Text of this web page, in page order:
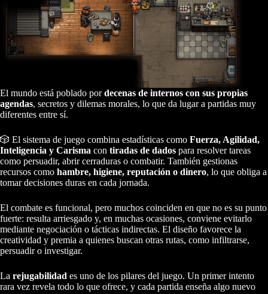
El mundo está poblado pordecenas de internos con sus propias
agendas, secretos y dilemas morales, lo que da lugar a partidas muy
diferentes entre sí.
🎲 El sistema de juego combina estadísticas como Fuerza, Agilidad,
Inteligencia y Carisma con tiradas de dados para resolver tareas
como persuadir, abrir cerraduras o combatir. También gestionas
recursos como hambre, higiene, reputación o dinero, lo que obliga a
tomar decisiones duras en cada jornada.
El combate es funcional, pero muchos coinciden en que no es su punto
fuerte: resulta arriesgado y, en muchas ocasiones, conviene evitarlo
mediante negociación o tácticas indirectas. El diseño favorece la
creatividad y premia a quienes buscan otras rutas, como infiltrarse,
persuadir o investigar.
La rejugabilidad es uno de los pilares del juego. Un primer intento
rara vez revela todo lo que ofrece, y cada partida enseña algo nuevo